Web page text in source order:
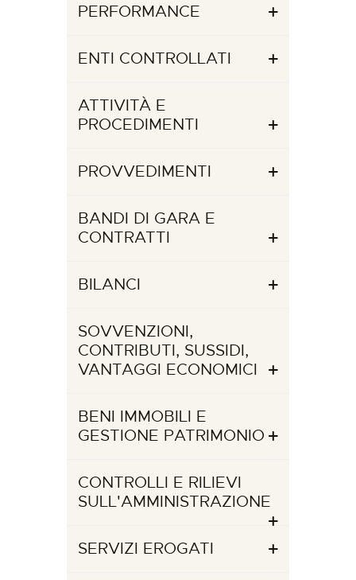
PERFORMANCE
ENTI CONTROLLATI
ATTIVITÀ E
PROCEDIMENTI
PROVVEDIMENTI
BANDI DI GARA E
CONTRATTI
BILANCI
SOVVENZIONI,
CONTRIBUTI, SUSSIDI,
VANTAGGI ECONOMICI
BENI IMMOBILI E
GESTIONE PATRIMONIO
CONTROLLI E RILIEVI
SULL'AMMINISTRAZIONE
SERVIZI EROGATI